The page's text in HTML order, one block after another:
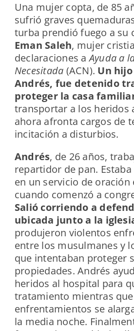
Una mujer copta, de 85
sufrió graves
turba prendió fuego a su
Eman Saleh, mujer
declaraciones aAyuda a
Necesitada (ACN). Un
Andrés, fue detenido
proteger la casa
transportar a los heridos
ahora afronta cargos de
incitación a disturbios.
Andrés, de 26 años,
repartidor de pan.
en un servicio de oración
cuando comenzó a
Salió corriendo a
ubicada junto a la
produjeron violentos
entre los musulmanes y
que intentaban proteger
propiedades. Andrés
heridos al hospital para
tratamiento mientras
enfrentamientos se
la media noche.